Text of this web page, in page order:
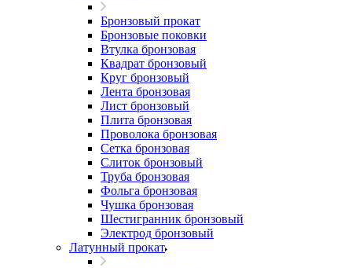
Бронзовый прокат
Бронзовые поковки
Втулка бронзовая
Квадрат бронзовый
Круг бронзовый
Лента бронзовая
Лист бронзовый
Плита бронзовая
Проволока бронзовая
Сетка бронзовая
Слиток бронзовый
Труба бронзовая
Фольга бронзовая
Чушка бронзовая
Шестигранник бронзовый
Электрод бронзовый
Латунный прокат